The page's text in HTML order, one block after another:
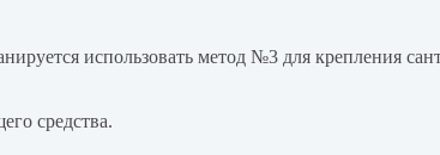
использовать метод №3 для крепления
средства.